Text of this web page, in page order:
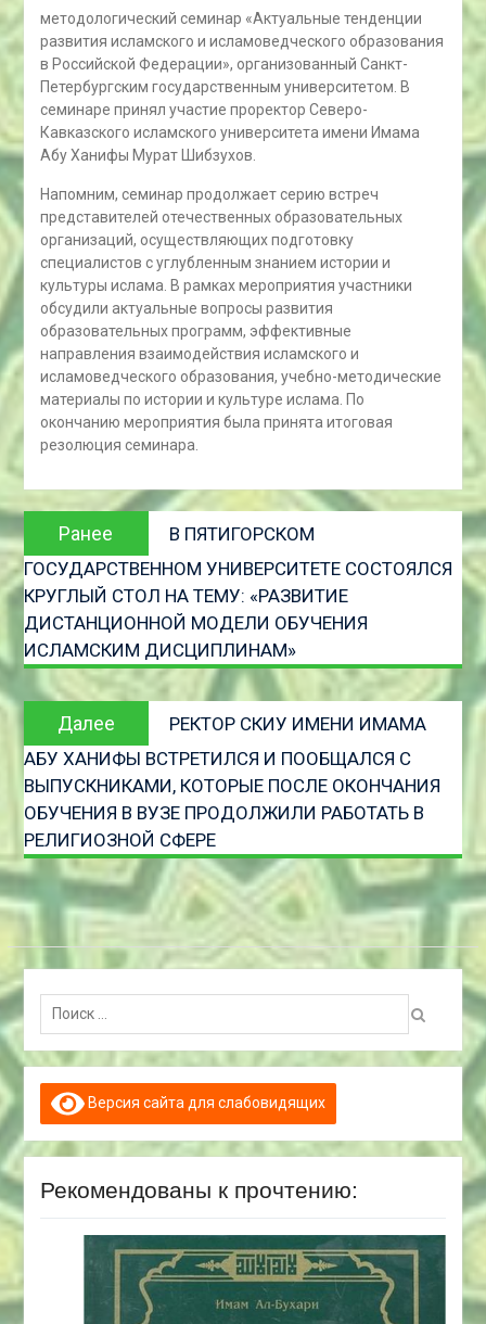
методологический семинар «Актуальные тенденции
развития исламского и исламоведческого образования
в Российской Федерации», организованный Санкт-
Петербургским государственным университетом. В
семинаре принял участие проректор Северо-
Кавказского исламского университета имени Имама
Абу Ханифы Мурат Шибзухов.
Напомним, семинар продолжает серию встреч
представителей отечественных образовательных
организаций, осуществляющих подготовку
специалистов с углубленным знанием истории и
культуры ислама. В рамках мероприятия участники
обсудили актуальные вопросы развития
образовательных программ, эффективные
направления взаимодействия исламского и
исламоведческого образования, учебно-методические
материалы по истории и культуре ислама. По
окончанию мероприятия была принята итоговая
резолюция семинара.
Навигация
по
записям
Ранее
Предыдущая
запись:
В ПЯТИГОРСКОМ
ГОСУДАРСТВЕННОМ УНИВЕРСИТЕТЕ СОСТОЯЛСЯ
КРУГЛЫЙ СТОЛ НА ТЕМУ: «РАЗВИТИЕ
ДИСТАНЦИОННОЙ МОДЕЛИ ОБУЧЕНИЯ
ИСЛАМСКИМ ДИСЦИПЛИНАМ»
Далее
Следующая
запись
РЕКТОР СКИУ ИМЕНИ ИМАМА
АБУ ХАНИФЫ ВСТРЕТИЛСЯ И ПООБЩАЛСЯ С
ВЫПУСКНИКАМИ, КОТОРЫЕ ПОСЛЕ ОКОНЧАНИЯ
ОБУЧЕНИЯ В ВУЗЕ ПРОДОЛЖИЛИ РАБОТАТЬ В
РЕЛИГИОЗНОЙ СФЕРЕ
Поиск:
Версия сайта для слабовидящих
Рекомендованы к прочтению: